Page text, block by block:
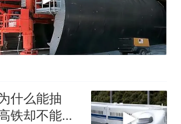
什么能抽
铁却不能，